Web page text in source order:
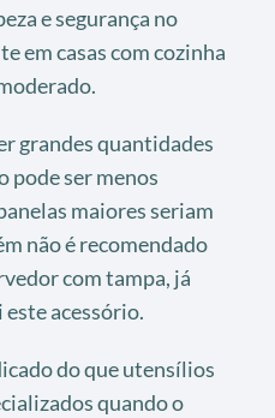
e segurança no
em casas com cozinha
grandes quantidades
pode ser menos
maiores seriam
não é recomendado
com tampa, já
acessório.
do que utensílios
quando o